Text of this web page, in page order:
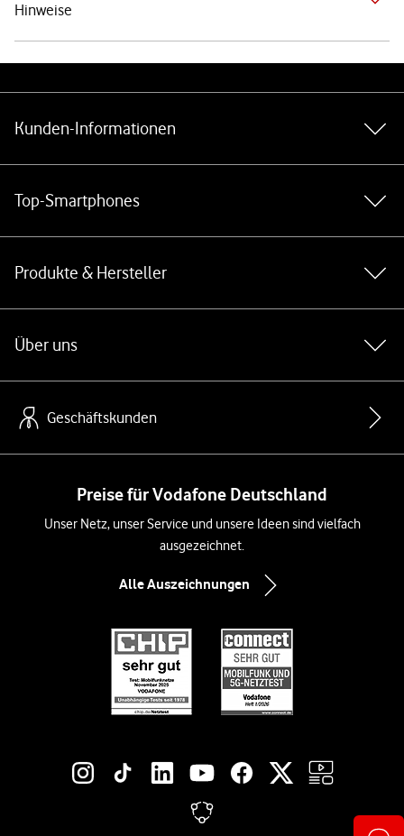
Hinweise
Kunden-Informationen
Top-Smartphones
Produkte & Hersteller
Über uns
Geschäftskunden
Preise für Vodafone Deutschland
Unser Netz, unser Service und unsere Ideen sind vielfach
ausgezeichnet.
Alle Auszeichnungen
Social-Media-Links